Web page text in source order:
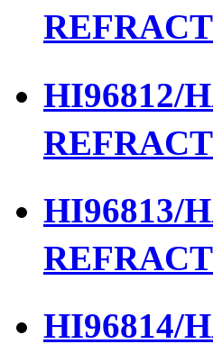
HI96812/
HI96813/
HI96814/